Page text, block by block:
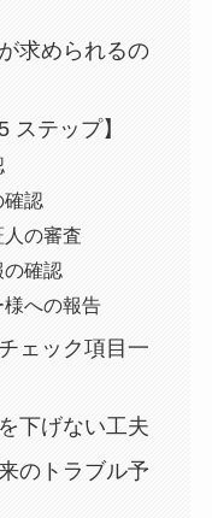
求められるの
ステップ】
認
の審査
確認
への報告
ェック項目一
下げない工夫
のトラブル予